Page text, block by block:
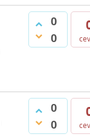
0
0
0
0